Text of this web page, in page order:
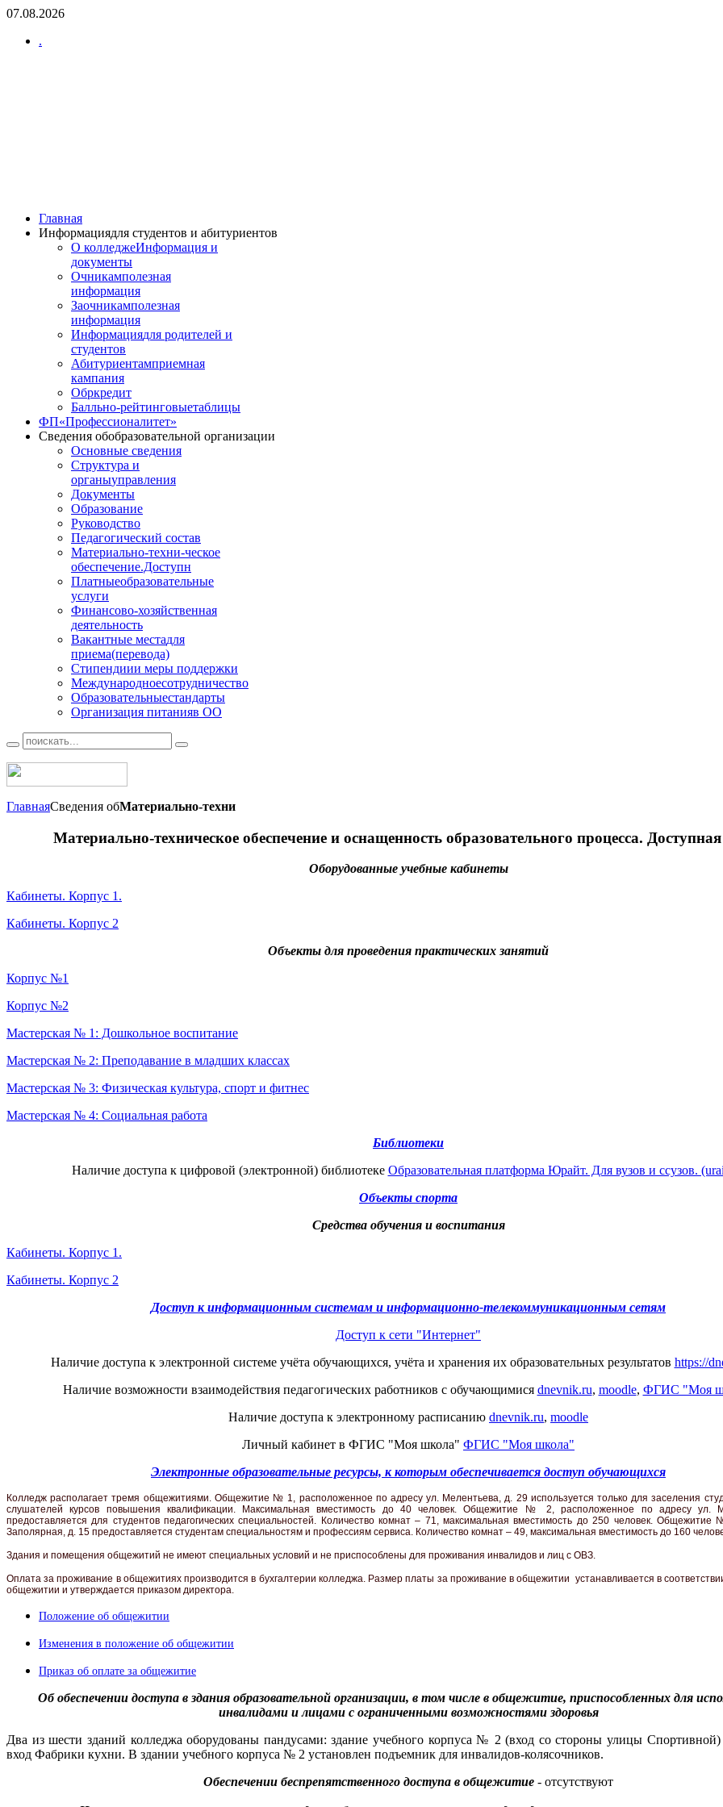
07.08.2026
.
Главная
Информациядля студентов и абитуриентов
О колледжеИнформация и
документы
Очникамполезная
информация
Заочникамполезная
информация
Информациядля родителей и
студентов
Абитуриентамприемная
кампания
Обркредит
Балльно-рейтинговыетаблицы
ФП«Профессионалитет»
Сведения обобразовательной организации
Основные сведения
Структура и
органыуправления
Документы
Образование
Руководство
Педагогический состав
Материально-техни-ческое
обеспечение.Доступн
Платныеобразовательные
услуги
Финансово-хозяйственная
деятельность
Вакантные местадля
приема(перевода)
Стипендиии меры поддержки
Международноесотрудничество
Образовательныестандарты
Организация питанияв ОО
ГлавнаяСведения обМатериально-техни
Материально-техническое обеспечение и оснащенность образовательного процесса. Доступная
Оборудованные учебные кабинеты
Кабинеты. Корпус 1.
Кабинеты. Корпус 2
Объекты для проведения практических занятий
Корпус №1
Корпус №2
Мастерская № 1: Дошкольное воспитание
Мастерская № 2: Преподавание в младших классах
Мастерская № 3: Физическая культура, спорт и фитнес
Мастерская № 4: Социальная работа
Библиотеки
Наличие доступа к цифровой (электронной) библиотеке Образовательная платформа Юрайт. Для вузов и ссузов.
Объекты спорта
Средства обучения и воспитания
Кабинеты. Корпус 1.
Кабинеты. Корпус 2
Доступ к информационным системам и информационно-телекоммуникационным сетям
Доступ к сети "Интернет"
Наличие доступа к электронной системе учёта обучающихся, учёта и хранения их образовательных результатов https://
Наличие возможности взаимодействия педагогических работников с обучающимися dnevnik.ru, moodle, ФГИС "Моя
Наличие доступа к электронному расписанию dnevnik.ru, moodle
Личный кабинет в ФГИС "Моя школа" ФГИС "Моя школа"
Электронные образовательные ресурсы, к которым обеспечивается доступ обучающихся
Колледж располагает тремя общежитиями. Общежитие № 1, расположенное по адресу ул. Мелентьева, д. 29 используется только для заселения
слушателей курсов повышения квалификации. Максимальная вместимость до 40 человек. Общежитие № 2, расположенное по адресу ул.
предоставляется для студентов педагогических специальностей. Количество комнат – 71, максимальная вместимость до 250 человек.
Заполярная, д. 15 предоставляется студентам специальностям и профессиям сервиса. Количество комнат – 49, максимальная вместимость до 160
Здания и помещения общежитий не имеют специальных условий и не приспособлены для проживания инвалидов и лиц с ОВЗ.
Оплата за проживание в общежитиях производится в бухгалтерии колледжа. Размер платы за проживание в общежитии устанавливается в
общежитии и утверждается приказом директора.
Положение об общежитии
Изменения в положение об общежитии
Приказ об оплате за общежитие
Об обеспечении доступа в здания образовательной организации, в том числе в общежитие, приспособленных для
инвалидами и лицами с ограниченными возможностями здоровья
Два из шести зданий колледжа оборудованы пандусами: здание учебного корпуса № 2 (вход со стороны улицы
вход Фабрики кухни. В здании учебного корпуса № 2 установлен подъемник для инвалидов-колясочников.
Обеспечении беспрепятственного доступа в общежитие - отсутствуют